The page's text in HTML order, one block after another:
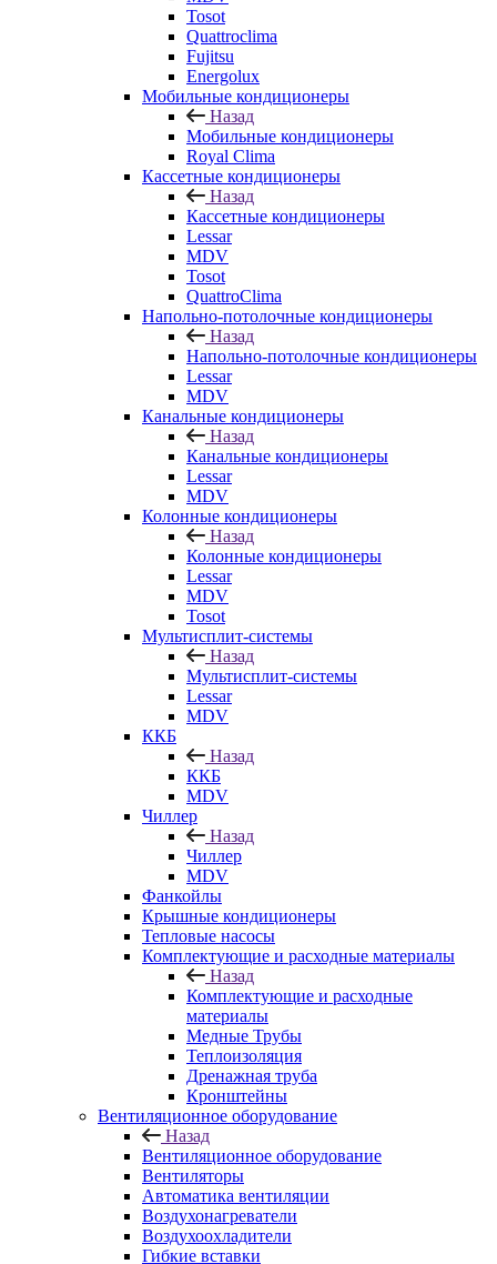
Tosot
Quattroclima
Fujitsu
Energolux
Мобильные кондиционеры
Назад
Мобильные кондиционеры
Royal Clima
Кассетные кондиционеры
Назад
Кассетные кондиционеры
Lessar
MDV
Tosot
QuattroClima
Напольно-потолочные кондиционеры
Назад
Напольно-потолочные кондиционеры
Lessar
MDV
Канальные кондиционеры
Назад
Канальные кондиционеры
Lessar
MDV
Колонные кондиционеры
Назад
Колонные кондиционеры
Lessar
MDV
Tosot
Мультисплит-системы
Назад
Мультисплит-системы
Lessar
MDV
ККБ
Назад
ККБ
MDV
Чиллер
Назад
Чиллер
MDV
Фанкойлы
Крышные кондиционеры
Тепловые насосы
Комплектующие и расходные материалы
Назад
Комплектующие и расходные
материалы
Медные Трубы
Теплоизоляция
Дренажная труба
Кронштейны
Вентиляционное оборудование
Назад
Вентиляционное оборудование
Вентиляторы
Автоматика вентиляции
Воздухонагреватели
Воздухоохладители
Гибкие вставки